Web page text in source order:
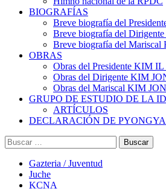
BIOGRAFÍAS
Breve biografía del
Breve biografía del
Breve biografía del
OBRAS
Obras del Presidente KIM
Obras del Dirigente KIM
Obras del Mariscal KIM
GRUPO DE ESTUDIO DE LA
ARTÍCULOS
DECLARACIÓN DE
Buscar:
Gazteria / Juventud
Juche
KCNA